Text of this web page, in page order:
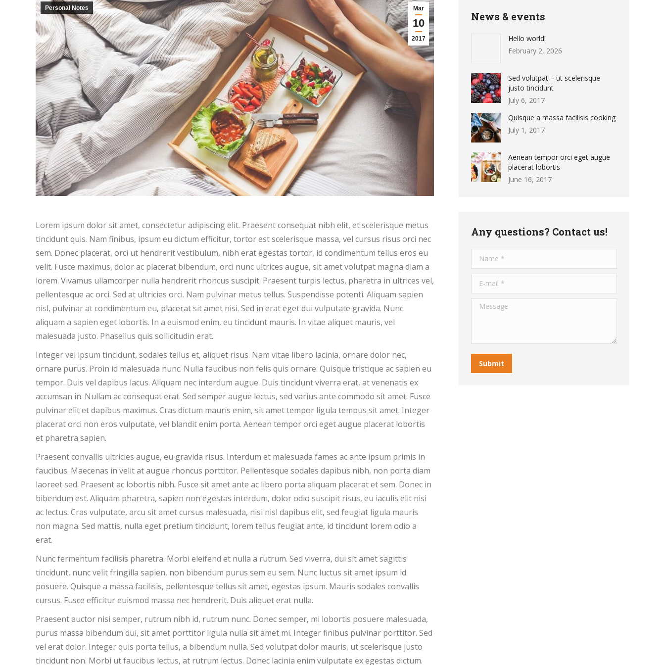
Mar
10
2017
Personal Notes
Lorem ipsum dolor sit amet, consectetur adipiscing elit. Praesent consequat nibh elit, et scelerisque metus
tincidunt quis. Nam finibus, ipsum eu dictum efficitur, tortor est scelerisque massa, vel cursus risus orci nec
sem. Donec placerat, orci ut hendrerit vestibulum, nibh erat egestas tortor, id condimentum tellus eros eu
velit. Fusce maximus, dolor ac placerat bibendum, orci nunc ultrices augue, sit amet volutpat magna diam a
lorem. Vivamus ullamcorper nulla hendrerit rhoncus suscipit. Praesent turpis lectus, pharetra in ultrices vel,
pellentesque ac orci. Sed at ultricies orci. Nam pulvinar metus tellus. Suspendisse potenti. Aliquam sapien
nisl, pulvinar at condimentum eu, placerat sit amet nisi. Sed in erat eget dui vulputate gravida. Nunc
aliquam a sapien eget lobortis. In a euismod enim, eu tincidunt mauris. In vitae aliquet mauris, vel
malesuada justo. Phasellus quis sollicitudin erat.
Integer vel ipsum tincidunt, sodales tellus et, aliquet risus. Nam vitae libero lacinia, ornare dolor nec,
ornare purus. Proin id malesuada nunc. Nulla faucibus non felis quis ornare. Quisque tristique ac sapien eu
tempor. Duis vel dapibus lacus. Aliquam nec interdum augue. Duis tincidunt viverra erat, at venenatis ex
accumsan in. Nullam ac consequat erat. Sed semper augue lectus, sed varius ante commodo sit amet. Fusce
pulvinar elit et dapibus maximus. Cras dictum mauris enim, sit amet tempor ligula tempus sit amet. Integer
placerat orci non eros vulputate, vel blandit enim porta. Aenean tempor orci eget augue placerat lobortis
et pharetra sapien.
Praesent convallis ultricies augue, eu gravida risus. Interdum et malesuada fames ac ante ipsum primis in
faucibus. Maecenas in velit at augue rhoncus porttitor. Pellentesque sodales dapibus nibh, non porta diam
laoreet sed. Praesent ac lobortis nibh. Fusce sit amet ante ac libero porta aliquam placerat et sem. Donec in
bibendum est. Aliquam pharetra, sapien non egestas interdum, dolor odio suscipit risus, eu iaculis elit nisi
ac lectus. Cras vulputate, arcu sit amet cursus malesuada, nisi nisl dapibus elit, sed feugiat ligula mauris
non magna. Sed mattis, nulla eget pretium tincidunt, lorem tellus feugiat ante, id tincidunt lorem odio a
erat.
Nunc fermentum facilisis pharetra. Morbi eleifend et nulla a rutrum. Sed viverra, dui sit amet sagittis
tincidunt, nunc velit fringilla sapien, non bibendum purus sem eu sem. Nunc luctus sit amet ipsum id
posuere. Quisque a massa facilisis, pellentesque tellus sit amet, egestas ipsum. Mauris sodales convallis
cursus. Fusce efficitur euismod massa nec hendrerit. Duis aliquet erat nulla.
Praesent auctor nisi semper, rutrum nibh id, rutrum nunc. Donec semper, mi lobortis posuere malesuada,
purus massa bibendum dui, sit amet porttitor ligula nulla sit amet mi. Integer finibus pulvinar porttitor. Sed
vel erat dolor. Integer quis porta tellus, a bibendum nulla. Sed volutpat dolor mauris, ut scelerisque justo
tincidunt non. Morbi ut faucibus lectus, at rutrum lectus. Donec lacinia enim vulputate ex egestas dictum.
News & events
Hello world!
February 2, 2026
Sed volutpat – ut scelerisque
justo tincidunt
July 6, 2017
Quisque a massa facilisis cooking
July 1, 2017
Aenean tempor orci eget augue
placerat lobortis
June 16, 2017
Any questions? Contact us!
Message
Submit